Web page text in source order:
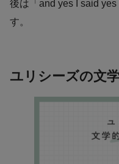
後は「and yes I said
す。
ユリシーズの文